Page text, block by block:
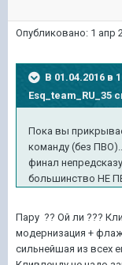
Опубликовано: 1 апр
В 01.04.2016 в
Esq_team_RU_35
Пока вы
команду (без
финал
большинство НЕ
Пару ?? Ой ли ???
модернизация +
сильнейшая из всех